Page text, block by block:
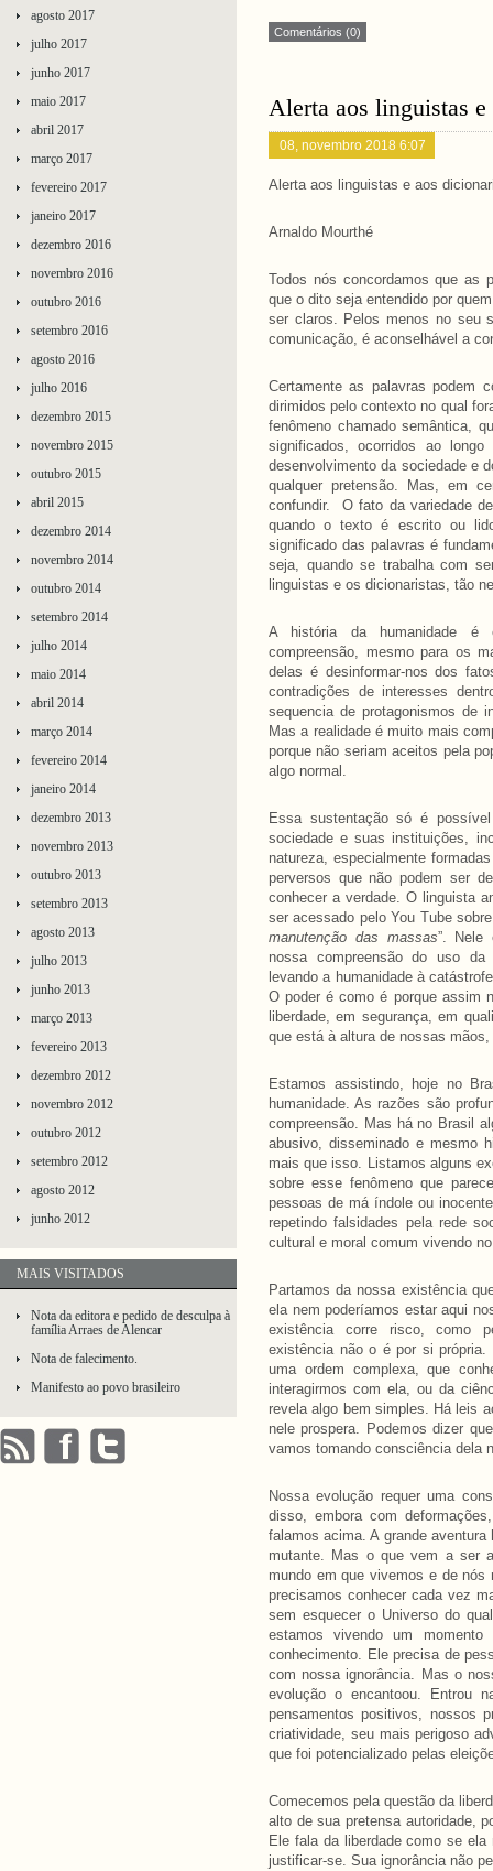
agosto 2017
julho 2017
junho 2017
maio 2017
abril 2017
março 2017
fevereiro 2017
janeiro 2017
dezembro 2016
novembro 2016
outubro 2016
setembro 2016
agosto 2016
julho 2016
dezembro 2015
novembro 2015
outubro 2015
abril 2015
dezembro 2014
novembro 2014
outubro 2014
setembro 2014
julho 2014
maio 2014
abril 2014
março 2014
fevereiro 2014
janeiro 2014
dezembro 2013
novembro 2013
outubro 2013
setembro 2013
agosto 2013
julho 2013
junho 2013
março 2013
fevereiro 2013
dezembro 2012
novembro 2012
outubro 2012
setembro 2012
agosto 2012
junho 2012
MAIS VISITADOS
Nota da editora e pedido de desculpa à
família Arraes de Alencar
Nota de falecimento.
Manifesto ao povo brasileiro
Comentários (0)
Alerta aos linguistas
08, novembro 2018 6:07
Alerta aos linguistas e aos
Arnaldo Mourthé
Todos nós concordamos que as
que o dito seja entendido por
ser claros. Pelos menos no seu
comunicação, é aconselhável a
Certamente as palavras podem
dirimidos pelo contexto no qual
fenômeno chamado semântica,
significados, ocorridos ao
desenvolvimento da sociedade e
qualquer pretensão. Mas, em
confundir. O fato da variedade
quando o texto é escrito ou
significado das palavras é
seja, quando se trabalha com
linguistas e os dicionaristas, tão
A história da humanidade é
compreensão, mesmo para os
delas é desinformar-nos dos
contradições de interesses
sequencia de protagonismos de
Mas a realidade é muito mais
porque não seriam aceitos pela
algo normal.
Essa sustentação só é
sociedade e suas instituições,
natureza, especialmente
perversos que não podem ser
conhecer a verdade. O linguista
ser acessado pelo You Tube
manutenção das massas”. Nele
nossa compreensão do uso
levando a humanidade à
O poder é como é porque assim
liberdade, em segurança, em
que está à altura de nossas
Estamos assistindo, hoje no
humanidade. As razões são
compreensão. Mas há no Brasil
abusivo, disseminado e mesmo
mais que isso. Listamos alguns
sobre esse fenômeno que
pessoas de má índole ou
repetindo falsidades pela rede
cultural e moral comum vivendo
Partamos da nossa existência
ela nem poderíamos estar aqui
existência corre risco, como
existência não o é por si
uma ordem complexa, que
interagirmos com ela, ou da
revela algo bem simples. Há leis
nele prospera. Podemos dizer
vamos tomando consciência dela
Nossa evolução requer uma
disso, embora com
falamos acima. A grande
mutante. Mas o que vem a ser
mundo em que vivemos e de
precisamos conhecer cada vez
sem esquecer o Universo do
estamos vivendo um
conhecimento. Ele precisa de
com nossa ignorância. Mas o
evolução o encantoou. Entrou
pensamentos positivos, nossos
criatividade, seu mais perigoso
que foi potencializado pelas
Comecemos pela questão da
alto de sua pretensa autoridade,
Ele fala da liberdade como se
justificar-se. Sua ignorância não